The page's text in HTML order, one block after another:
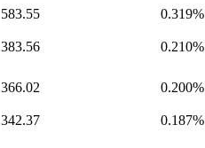
583.55 0.319%
383.56 0.210%
366.02 0.200%
342.37 0.187%